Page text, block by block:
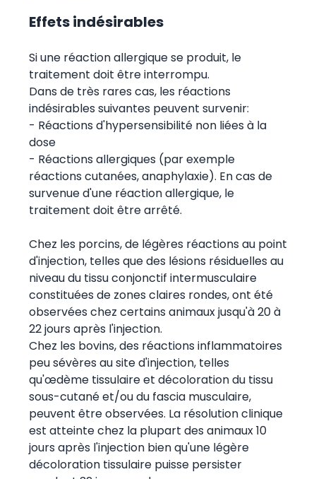
Effets indésirables
Si une réaction allergique se produit, le
traitement doit être interrompu.
Dans de très rares cas, les réactions
indésirables suivantes peuvent survenir:
- Réactions d'hypersensibilité non liées à la
dose
- Réactions allergiques (par exemple
réactions cutanées, anaphylaxie). En cas de
survenue d'une réaction allergique, le
traitement doit être arrêté.
Chez les porcins, de légères réactions au point
d'injection, telles que des lésions résiduelles au
niveau du tissu conjonctif intermusculaire
constituées de zones claires rondes, ont été
observées chez certains animaux jusqu'à 20 à
22 jours après l'injection.
Chez les bovins, des réactions inflammatoires
peu sévères au site d'injection, telles
qu'œdème tissulaire et décoloration du tissu
sous-cutané et/ou du fascia musculaire,
peuvent être observées. La résolution clinique
est atteinte chez la plupart des animaux 10
jours après l'injection bien qu'une légère
décoloration tissulaire puisse persister